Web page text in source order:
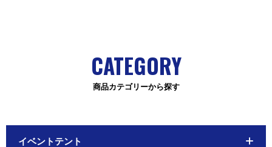
CATEGORY
商品カテゴリーから探す
イベントテント